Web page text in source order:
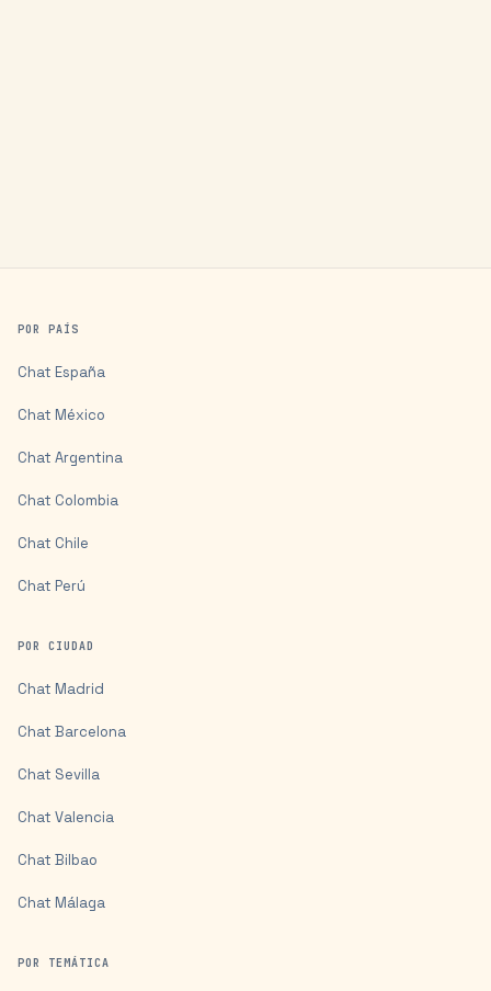
POR PAÍS
Chat España
Chat México
Chat Argentina
Chat Colombia
Chat Chile
Chat Perú
POR CIUDAD
Chat Madrid
Chat Barcelona
Chat Sevilla
Chat Valencia
Chat Bilbao
Chat Málaga
POR TEMÁTICA